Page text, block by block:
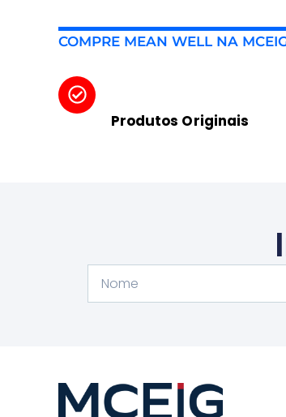
COMPRE MEAN WELL NA
Produtos Originais